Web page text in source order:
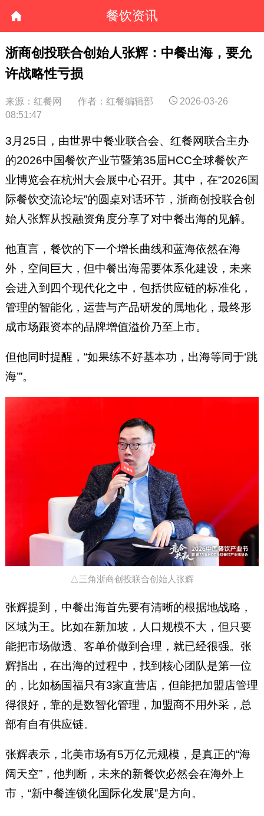
餐饮资讯
浙商创投联合创始人张辉：中餐出海，要允
许战略性亏损
来源：红餐网 作者：红餐编辑部
2026-03-26
08:51:47
3月25日，由世界中餐业联合会、红餐网联合主办
的2026中国餐饮产业节暨第35届HCC全球餐饮产
业博览会在杭州大会展中心召开。其中，在“2026国
际餐饮交流论坛”的圆桌对话环节，浙商创投联合创
始人张辉从投融资角度分享了对中餐出海的见解。
他直言，餐饮的下一个增长曲线和蓝海依然在海
外，空间巨大，但中餐出海需要体系化建设，未来
会进入到四个现代化之中，包括供应链的标准化，
管理的智能化，运营与产品研发的属地化，最终形
成市场跟资本的品牌增值溢价乃至上市。
但他同时提醒，“如果练不好基本功，出海等同于‘跳
海’”。
△三角浙商创投联合创始人张辉
张辉提到，中餐出海首先要有清晰的根据地战略，
区域为王。比如在新加坡，人口规模不大，但只要
能把市场做透、客单价做到合理，就已经很强。张
辉指出，在出海的过程中，找到核心团队是第一位
的，比如杨国福只有3家直营店，但能把加盟店管理
得很好，靠的是数智化管理，加盟商不用外采，总
部有自有供应链。
张辉表示，北美市场有5万亿元规模，是真正的“海
阔天空”，他判断，未来的新餐饮必然会在海外上
市，“新中餐连锁化国际化发展”是方向。